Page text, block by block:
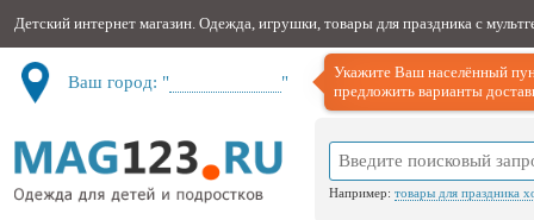
Детский интернет магазин. Одежда, игрушки, товары для праздника с
Ваш город: " "
Укажите Ваш населённый
предложить варианты
Например: товары для праздника